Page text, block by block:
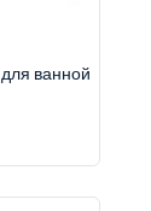
ванной